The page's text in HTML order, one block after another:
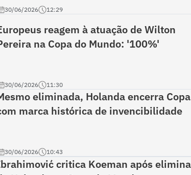
30/06/2026 12:29
reagem à atuação de Wilton
na Copa do Mundo: '100%'
30/06/2026 11:30
eliminada, Holanda encerra Copa
marca histórica de invencibilidade
30/06/2026 10:43
critica Koeman após